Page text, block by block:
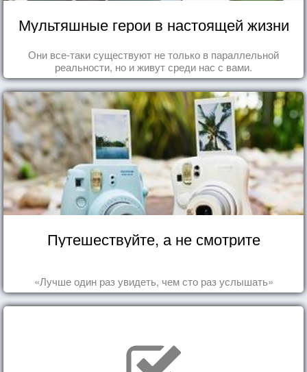
Мультяшные герои в настоящей жизни
Они все-таки существуют не только в параллельной
реальности, но и живут среди нас с вами.
Путешествуйте, а не смотрите
«Лучше один раз увидеть, чем сто раз услышать»